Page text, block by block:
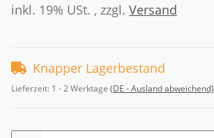
inkl. 19% USt. , zzgl. Versand
Knapper Lagerbestand
Lieferzeit: 1 - 2 Werktage (DE - Ausland abweichend)